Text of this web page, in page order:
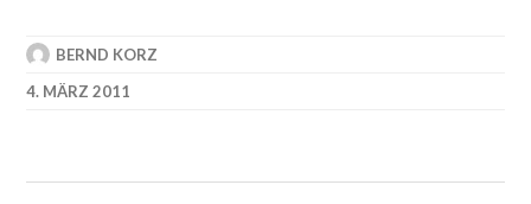
BERND KORZ
4. MÄRZ 2011